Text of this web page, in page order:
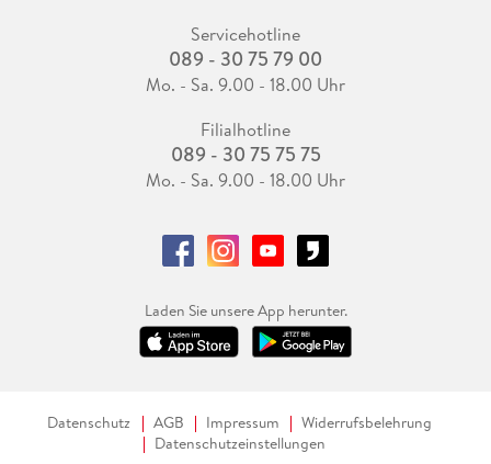
Servicehotline
089 - 30 75 79 00
Mo. - Sa. 9.00 - 18.00 Uhr
Filialhotline
089 - 30 75 75 75
Mo. - Sa. 9.00 - 18.00 Uhr
Laden Sie unsere App herunter.
Datenschutz AGB Impressum
Widerrufsbelehrung
Datenschutzeinstellungen